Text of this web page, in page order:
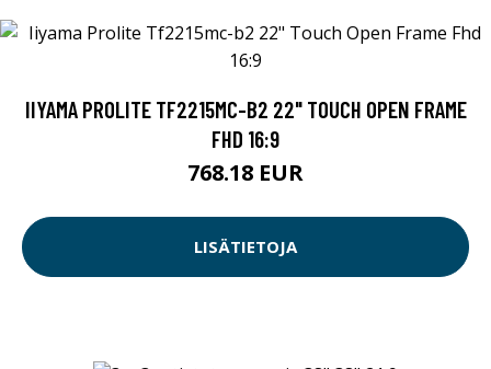
IIYAMA PROLITE TF2215MC-B2 22" TOUCH OPEN FRAME
FHD 16:9
768.18 EUR
LISÄTIETOJA